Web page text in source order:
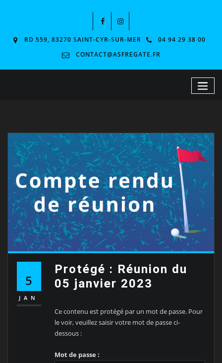
RD 559, 83270 SAINT-CYR-SUR-MER
04 94 29 38 00
CONTACT@ASFREGATE.FR
5
JAN
Protégé : Réunion du
05 janvier 2023
Ce contenu est protégé par un mot de passe. Pour
le voir, veuillez saisir votre mot de passe ci-
dessous :
Mot de passe :